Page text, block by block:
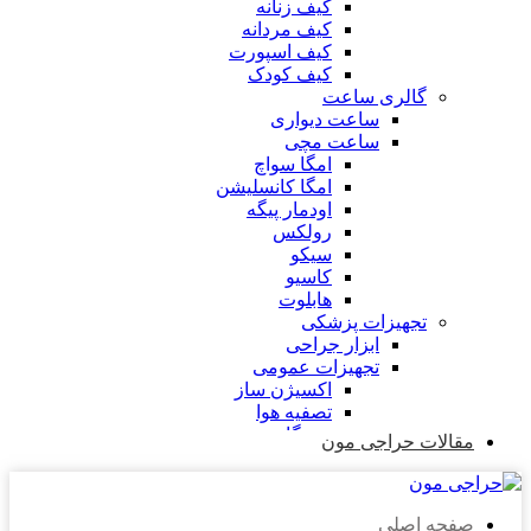
کیف زنانه
کیف مردانه
کیف اسپورت
کیف کودک
گالری ساعت
ساعت دیواری
ساعت مچی
امگا سواچ
امگا کانسلیشن
اودمار پیگه
رولکس
سیکو
کاسیو
هابلوت
تجهیزات پزشکی
ابزار جراحی
تجهیزات عمومی
اکسیژن ساز
تصفیه هوا
دستگاه بخور
فشارسنج
تجهیزات مصرفی
مقالات حراجی مون
صفحه اصلی